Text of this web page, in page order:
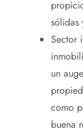
sólidas
Sector
un
como
buena